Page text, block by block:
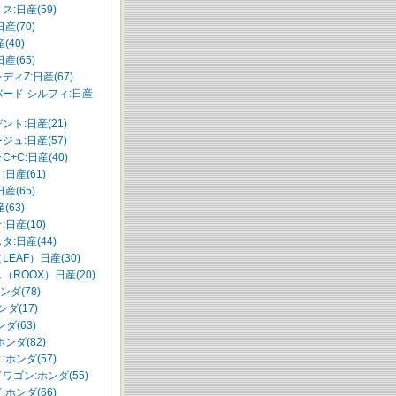
ス:日産(59)
産(70)
(40)
産(65)
ィZ:日産(67)
ド シルフィ:日産
ント:日産(21)
ジュ:日産(57)
C+C:日産(40)
:日産(61)
産(65)
(63)
:日産(10)
タ:日産(44)
LEAF）日産(30)
（ROOX）日産(20)
ダ(78)
ダ(17)
ダ(63)
ンダ(82)
:ホンダ(57)
ワゴン:ホンダ(55)
:ホンダ(66)